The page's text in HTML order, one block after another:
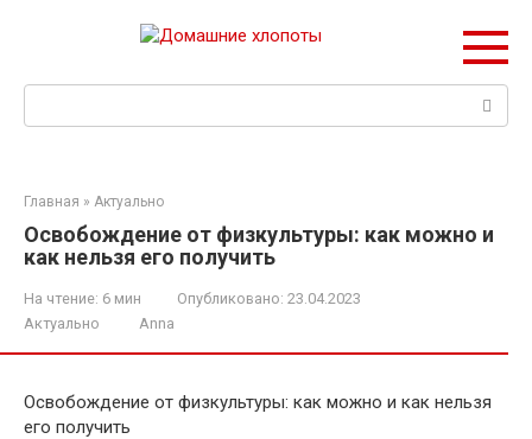
Главная » Актуально
Освобождение от физкультуры: как можно и
как нельзя его получить
На чтение: 6 мин Опубликовано: 23.04.2023
Актуально
Anna
Освобождение от физкультуры: как можно и как нельзя
его получить